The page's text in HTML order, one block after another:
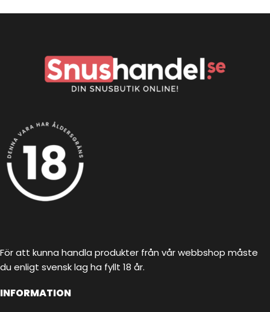
För att kunna handla produkter från vår webbshop måste
du enligt svensk lag ha fyllt 18 år.
INFORMATION